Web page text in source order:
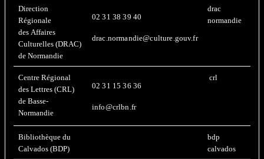
Direction
Régionale
des Affaires
Culturelles (DRAC)
de Normandie
02 31 38 39 40
drac.normandie@culture.gouv.fr
drac
normandie
Centre Régional
des Lettres (CRL)
de Basse-
Normandie
02 31 15 36 36
info@crlbn.fr
crl
Bibliothèque du
Calvados (BDP)
bdp
calvados